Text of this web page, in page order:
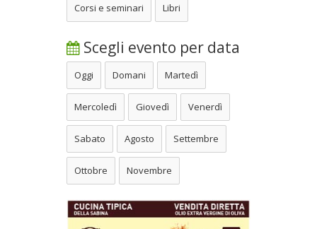
Corsi e seminari Libri
Scegli evento per data
Oggi Domani Martedì
Mercoledì Giovedì Venerdì
Sabato Agosto Settembre
Ottobre Novembre